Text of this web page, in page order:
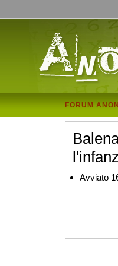
FORUM
Avviato